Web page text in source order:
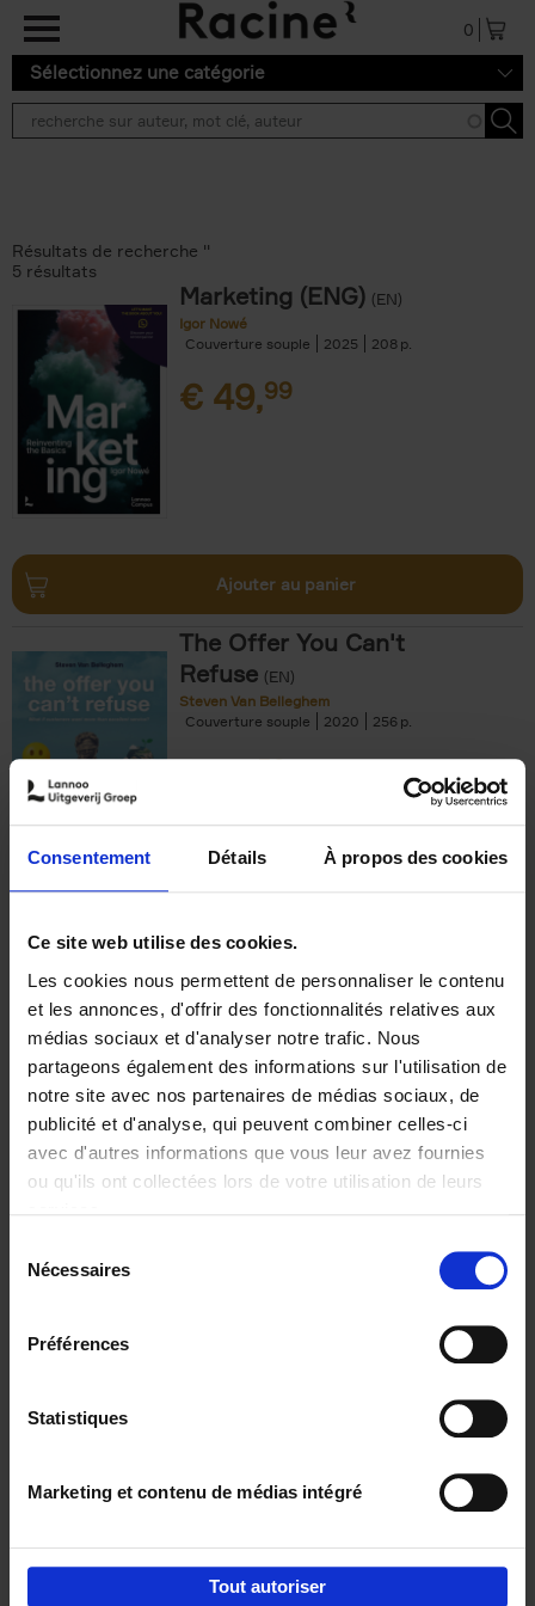
Consentement Détails À propos des cookies
Ce site web utilise des cookies.
Les cookies nous permettent de personnaliser le contenu
et les annonces, d'offrir des fonctionnalités relatives aux
médias sociaux et d'analyser notre trafic. Nous
partageons également des informations sur l'utilisation de
notre site avec nos partenaires de médias sociaux, de
publicité et d'analyse, qui peuvent combiner celles-ci
avec d'autres informations que vous leur avez fournies
ou qu'ils ont collectées lors de votre utilisation de leurs
Nécessaires
Préférences
Statistiques
Marketing et contenu de médias intégré
Tout autoriser
Aller au contenu principal
0
Sélectionnez une catégorie
Résultats de recherche ''
5 résultats
Marketing (ENG) (EN)
Igor Nowé
Couverture souple
2025 208
€ 49,99
Ajouter au panier
The Offer You Can't
Refuse (EN)
Steven Van Belleghem
Couverture souple
2020 256
€37,50
Building Bonds = Building
Business
Jochen Roef Jozefien De Feyter
Carolien Boom
Couverture souple
2025 200
€29,99
Digital marketing like a PRO -
completely revised edition (EN)